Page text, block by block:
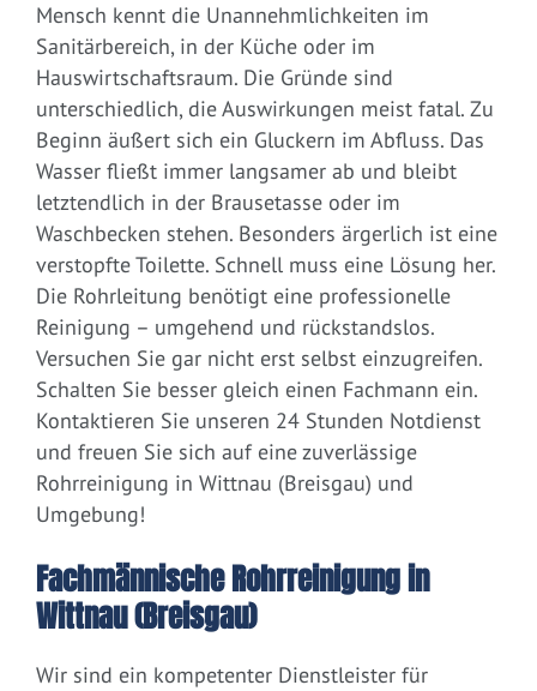
Mensch kennt die Unannehmlichkeiten im
Sanitärbereich, in der Küche oder im
Hauswirtschaftsraum. Die Gründe sind
unterschiedlich, die Auswirkungen meist fatal. Zu
Beginn äußert sich ein Gluckern im Abfluss. Das
Wasser fließt immer langsamer ab und bleibt
letztendlich in der Brausetasse oder im
Waschbecken stehen. Besonders ärgerlich ist eine
verstopfte Toilette. Schnell muss eine Lösung her.
Die Rohrleitung benötigt eine professionelle
Reinigung – umgehend und rückstandslos.
Versuchen Sie gar nicht erst selbst einzugreifen.
Schalten Sie besser gleich einen Fachmann ein.
Kontaktieren Sie unseren 24 Stunden Notdienst
und freuen Sie sich auf eine zuverlässige
Rohrreinigung in Wittnau (Breisgau) und
Umgebung!
Fachmännische Rohrreinigung in
Wittnau (Breisgau)
Wir sind ein kompetenter Dienstleister für